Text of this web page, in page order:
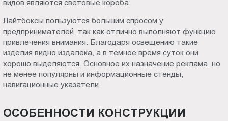
видов являются световые короба.
Лайтбоксы пользуются большим спросом у
предпринимателей, так как отлично выполняют функцию
привлечения внимания. Благодаря освещению такие
изделия видно издалека, а в темное время суток они
хорошо выделяются. Основное их назначение реклама, но
не менее популярны и информационные стенды,
навигационные указатели.
ОСОБЕННОСТИ КОНСТРУКЦИИ
9.00-
18.00
Сб.,
Вс.:
выходной